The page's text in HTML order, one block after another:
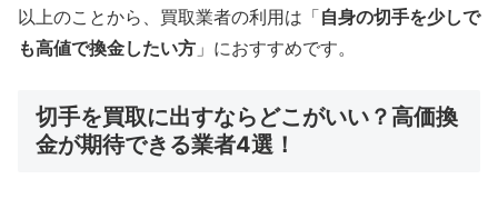
以上のことから、買取業者の利用は「自身の切手を少しで
も高値で換金したい方 」におすすめです。
切手を買取に出すならどこがいい？高価換
金が期待できる業者4選！